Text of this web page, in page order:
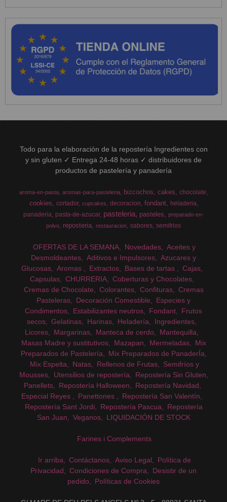
Todo para la elaboración de la repostería Ingredientes con
y sin gluten ✓ Entrega 24-48 horas ✓ distribuidores de
productos de pastelería y panadería
aroma-en-pasta aromas-para-pasteleria bizcochos cakes chocolate
cookies cortador cupcakes decoracion fondant
heladeria
panaderia pasta-de-azucar pasteleria pasteles
preparado-en-
polvo
reposteria restauracion sabores semifrios
OFERTAS DE LA SEMANA Novedades
Aceites y
Desmoldeantes
Aditivos e Impulsores
Azucares y
Glucosas
Aromas Extractos Bases de tartas
Cajas
Capsulas
CHURRERIA
Coberturas y Chocolates
Cremas de Chocolate
Colorantes Confituras
Cremas
Pasteleras
Decoración Comestible
Especies y
Condimentos
Estabilizantes neutros Fondant
Frutos
secos
Gelatinas Harinas Heladería
Ingredientes
Licores
Margarinas Manteca de cerdo
Mantequilla
Masas Madre y sustitutivos
Mazapan Mermeladas
Mix
Preparados de Pastelería
Mix Preparados de PanaderÍa
Mix Espelta
Natas Rellenos de Frutas
Semifríos y
Mousses
Utensilios de repostería
Repostería Sin Gluten
Panellets
Repostería Halloween
Repostería Navidad
Especial Reyes
Panettones
Repostería San Valentín
Repostería Sant Jordi
Repostería Pascua
Repostería
San Juan
Veganos LIQUIDACIÓN DE STOCK
Farines i Complements
Ir arriba Contáctanos Aviso Legal
Política de
Privacidad
Condiciones de Compra
Desistir de un
pedido
Políticas de Cookies